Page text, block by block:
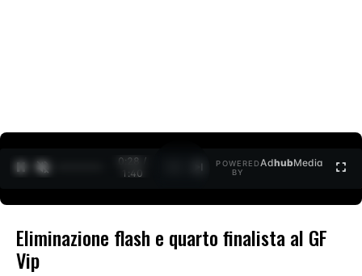
0:29 /
1:40
POWERED
BY
AdhubMedia
Eliminazione flash e quarto finalista al GF
Vip